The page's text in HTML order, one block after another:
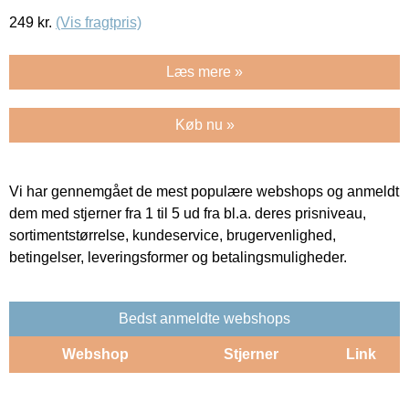
249 kr. (Vis fragtpris)
Læs mere »
Køb nu »
Vi har gennemgået de mest populære webshops og anmeldt
dem med stjerner fra 1 til 5 ud fra bl.a. deres prisniveau,
sortimentstørrelse, kundeservice, brugervenlighed,
betingelser, leveringsformer og betalingsmuligheder.
Bedst anmeldte webshops
Webshop Stjerner Link